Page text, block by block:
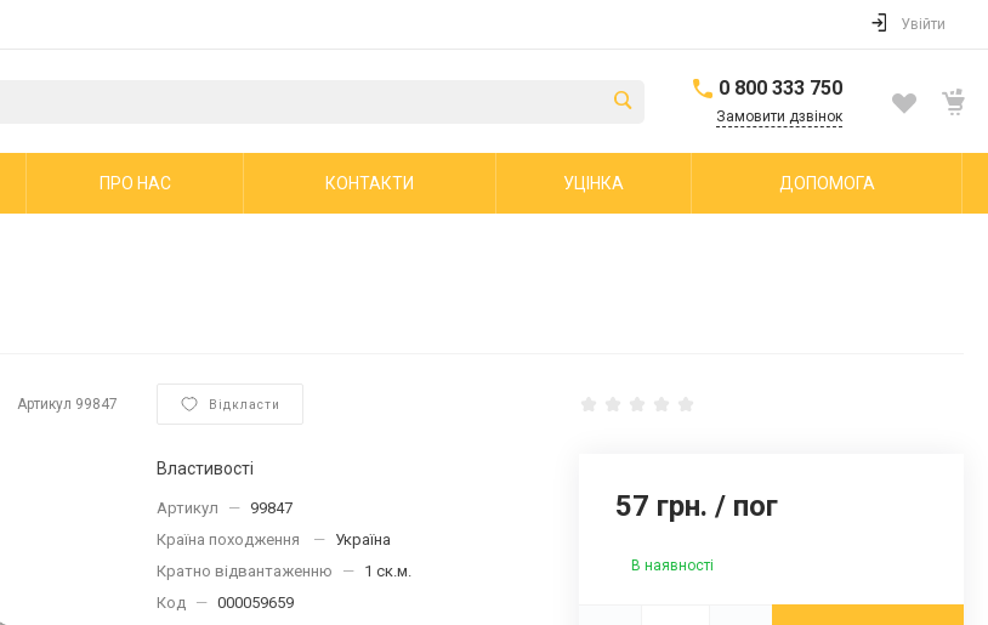
Увійти
0 800 333 750
Замовити дзвінок
ПРО НАС КОНТАКТИ УЦІНКА ДОПОМОГА
Артикул 99847 Відкласти
Властивості
Артикул —
99847
Країна походження
—
Україна
Кратно відвантаженню
—
1 ск.м.
Код
— 000059659
57 грн. / пог
В наявності